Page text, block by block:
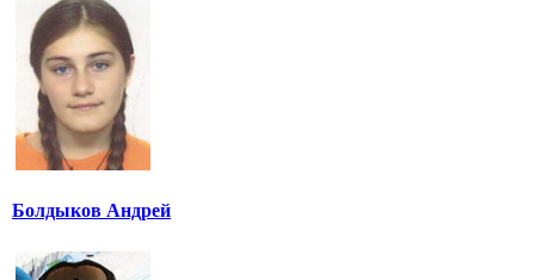
Болдыков Андрей